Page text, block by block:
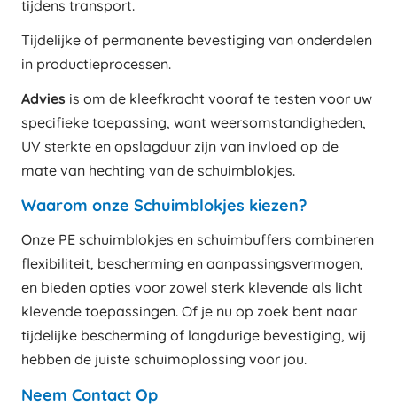
tijdens transport.
Tijdelijke of permanente bevestiging van onderdelen
in productieprocessen.
Advies is om de kleefkracht vooraf te testen voor uw
specifieke toepassing, want weersomstandigheden,
UV sterkte en opslagduur zijn van invloed op de
mate van hechting van de schuimblokjes.
Waarom onze Schuimblokjes kiezen?
Onze PE schuimblokjes en schuimbuffers combineren
flexibiliteit, bescherming en aanpassingsvermogen,
en bieden opties voor zowel sterk klevende als licht
klevende toepassingen. Of je nu op zoek bent naar
tijdelijke bescherming of langdurige bevestiging, wij
hebben de juiste schuimoplossing voor jou.
Neem Contact Op